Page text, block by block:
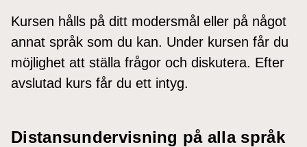
Kursen hålls på ditt modersmål eller på något
annat språk som du kan. Under kursen får du
möjlighet att ställa frågor och diskutera. Efter
avslutad kurs får du ett intyg.
Distansundervisning på alla språk